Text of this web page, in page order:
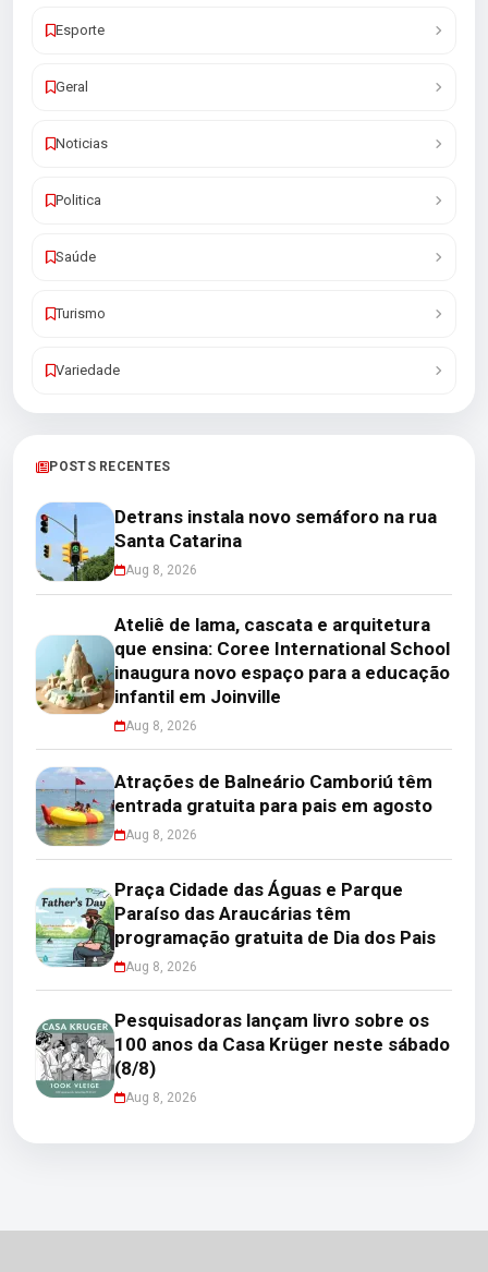
Esporte
Geral
Noticias
Politica
Saúde
Turismo
Variedade
POSTS RECENTES
Detrans instala novo semáforo na rua
Santa Catarina
Aug 8, 2026
Ateliê de lama, cascata e arquitetura
que ensina: Coree International School
inaugura novo espaço para a educação
infantil em Joinville
Aug 8, 2026
Atrações de Balneário Camboriú têm
entrada gratuita para pais em agosto
Aug 8, 2026
Praça Cidade das Águas e Parque
Paraíso das Araucárias têm
programação gratuita de Dia dos Pais
Aug 8, 2026
Pesquisadoras lançam livro sobre os
100 anos da Casa Krüger neste sábado
(8/8)
Aug 8, 2026